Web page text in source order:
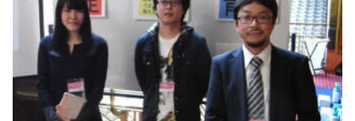
就活成功ガイド
プラン
法人向けプラン
note